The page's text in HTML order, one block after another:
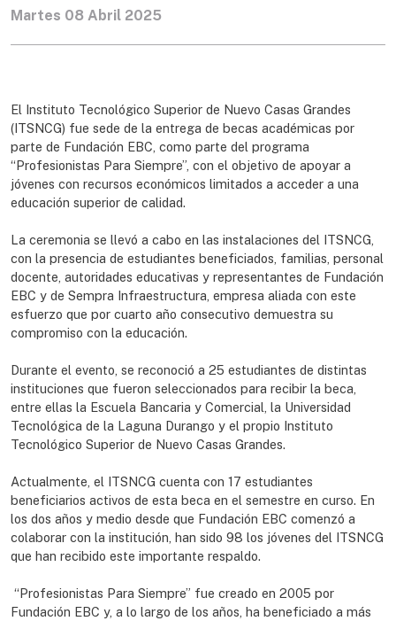
Martes 08 Abril 2025
El Instituto Tecnológico Superior de Nuevo Casas Grandes
(ITSNCG) fue sede de la entrega de becas académicas por
parte de Fundación EBC, como parte del programa
“Profesionistas Para Siempre”, con el objetivo de apoyar a
jóvenes con recursos económicos limitados a acceder a una
educación superior de calidad.
La ceremonia se llevó a cabo en las instalaciones del ITSNCG,
con la presencia de estudiantes beneficiados, familias, personal
docente, autoridades educativas y representantes de Fundación
EBC y de Sempra Infraestructura, empresa aliada con este
esfuerzo que por cuarto año consecutivo demuestra su
compromiso con la educación.
Durante el evento, se reconoció a 25 estudiantes de distintas
instituciones que fueron seleccionados para recibir la beca,
entre ellas la Escuela Bancaria y Comercial, la Universidad
Tecnológica de la Laguna Durango y el propio Instituto
Tecnológico Superior de Nuevo Casas Grandes.
Actualmente, el ITSNCG cuenta con 17 estudiantes
beneficiarios activos de esta beca en el semestre en curso. En
los dos años y medio desde que Fundación EBC comenzó a
colaborar con la institución, han sido 98 los jóvenes del ITSNCG
que han recibido este importante respaldo.
“Profesionistas Para Siempre” fue creado en 2005 por
Fundación EBC y, a lo largo de los años, ha beneficiado a más